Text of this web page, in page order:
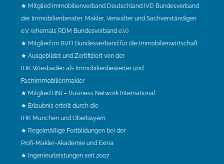
★ Mitglied Immobilienverband Deutschland IVD Bundesverband
der Immobilienberater, Makler, Verwalter und Sachverständigen
e.V. (ehemals RDM Bundesverband e.V.)
★ Mitglied im BVFI Bundesverband für die Immobilienwirtschaft
★ Ausgebildet und Zertifiziert von der
IHK Wiesbaden als Immobilienbewerter und
Fachimmobilienmakler
★ Mitglied BNI – Business Network International
★ Erlaubnis erteilt durch die
IHK München und Oberbayern
★ Regelmäßige Fortbildungen bei der
Profi-Makler-Akademie und Exina
★ Ingenieurleistungen seit 2007